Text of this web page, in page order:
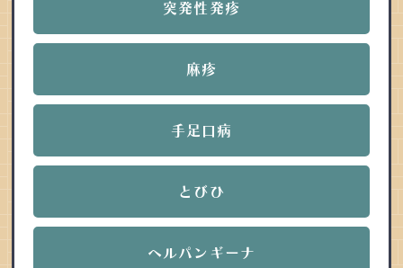
突発性発疹
麻疹
手足口病
とびひ
ヘルパンギーナ